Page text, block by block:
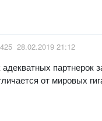
425 28.02.2019 21:12
партнерок
от мировых